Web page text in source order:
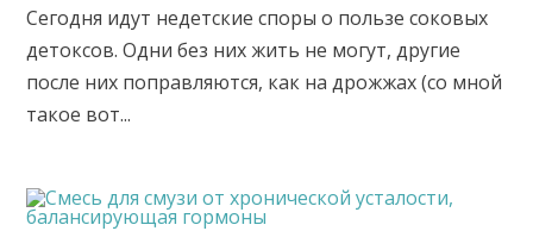
Сегодня идут недетские споры о пользе соковых
детоксов. Одни без них жить не могут, другие
после них поправляются, как на дрожжах (со мной
такое вот...